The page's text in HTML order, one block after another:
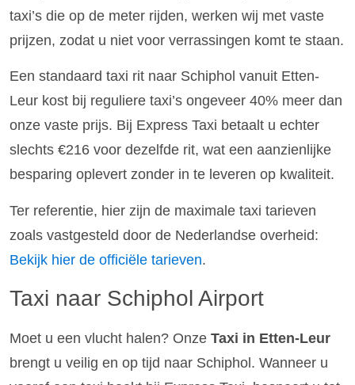
taxi’s die op de meter rijden, werken wij met vaste
prijzen, zodat u niet voor verrassingen komt te staan.
Een standaard taxi rit naar Schiphol vanuit Etten-
Leur kost bij reguliere taxi’s ongeveer 40% meer dan
onze vaste prijs. Bij Express Taxi betaalt u echter
slechts €216 voor dezelfde rit, wat een aanzienlijke
besparing oplevert zonder in te leveren op kwaliteit.
Ter referentie, hier zijn de maximale taxi tarieven
zoals vastgesteld door de Nederlandse overheid:
Bekijk hier de officiële tarieven.
Taxi naar Schiphol Airport
Moet u een vlucht halen? Onze Taxi in Etten-Leur
brengt u veilig en op tijd naar Schiphol. Wanneer u